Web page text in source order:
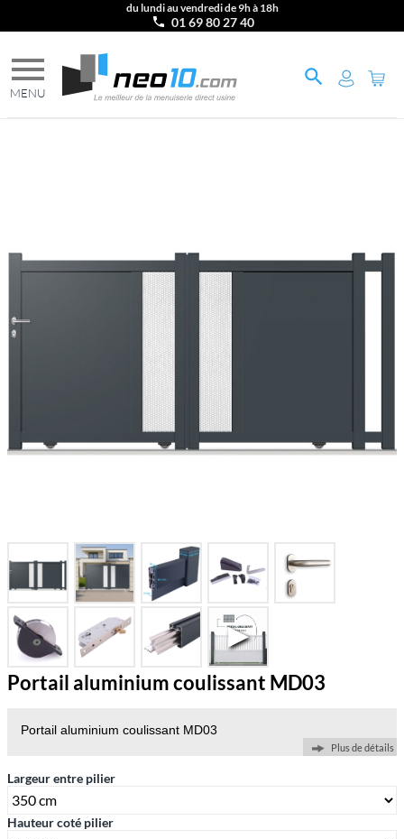
du lundi au vendredi de 9h à 18h
01 69 80 27 40
Portail aluminium coulissant MD03
Portail aluminium coulissant MD03
Plus de détails
Largeur entre pilier
Hauteur coté pilier